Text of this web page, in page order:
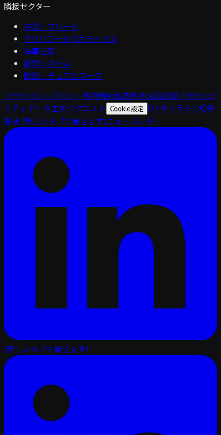
隣接セクター
物流・フリート
アグリフードロボティクス
海事運用
都市システム
防衛・デュアルユース
プライバシーポリシー利用規約販売条件法的通知アクセシビ
リティデータ主体リクエスト Cookie設定 EU オンライン紛争
解決 (新しいタブで開きます)ニュースレター
(新しいタブで開きます)